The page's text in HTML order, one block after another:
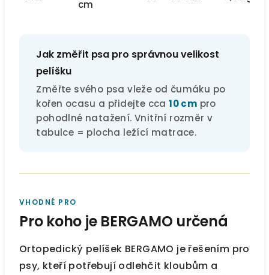
cm
Jak změřit psa pro správnou velikost
pelíšku
Změřte svého psa vleže od čumáku po
kořen ocasu a přidejte cca10 cm pro
pohodlné natažení. Vnitřní rozměr v
tabulce = plocha ležící matrace.
VHODNÉ PRO
Pro koho je BERGAMO určená
Ortopedický pelíšek BERGAMO je řešením pro
psy, kteří potřebují odlehčit kloubům a